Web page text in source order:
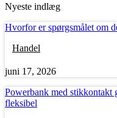
Nyeste indlæg
Hvorfor er spørgsmålet om
Handel
juni 17, 2026
Powerbank med stikkontakt
fleksibel